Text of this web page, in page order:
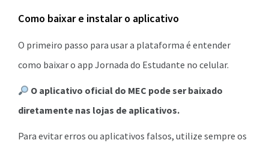
Como baixar e instalar o aplicativo
O primeiro passo para usar a plataforma é entender
como baixar o app Jornada do Estudante no celular.
O aplicativo oficial do MEC pode ser baixado
diretamente nas lojas de aplicativos.
Para evitar erros ou aplicativos falsos, utilize sempre os